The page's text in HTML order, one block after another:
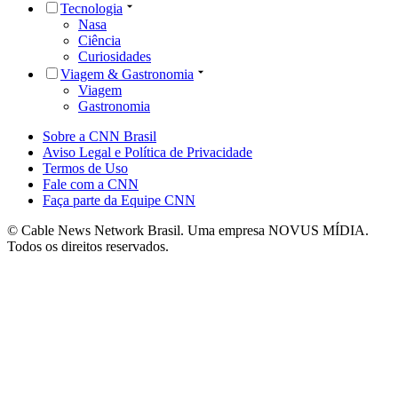
Tecnologia
Nasa
Ciência
Curiosidades
Viagem & Gastronomia
Viagem
Gastronomia
Sobre a CNN Brasil
Aviso Legal e Política de Privacidade
Termos de Uso
Fale com a CNN
Faça parte da Equipe CNN
© Cable News Network Brasil. Uma empresa NOVUS MÍDIA.
Todos os direitos reservados.